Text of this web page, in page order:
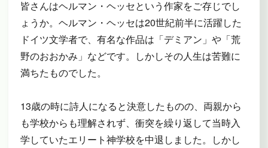
皆さんはヘルマン・ヘッセという作家をご存じでし
ょうか。ヘルマン・ヘッセは20世紀前半に活躍した
ドイツ文学者で、有名な作品は「デミアン」や「荒
野のおおかみ」などです。しかしその人生は苦難に
満ちたものでした。
13歳の時に詩人になると決意したものの、両親から
も学校からも理解されず、衝突を繰り返して当時入
学していたエリート神学校を中退しました。しかし